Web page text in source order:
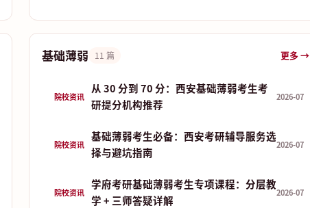
基础薄弱 11 篇 更多 →
院校资讯
从 30 分到 70 分：西安基础薄弱考生考
研提分机构推荐
2026-07
院校资讯
基础薄弱考生必备：西安考研辅导服务选
择与避坑指南
2026-07
院校资讯
学府考研基础薄弱考生专项课程：分层教
学 + 三师答疑详解
2026-07